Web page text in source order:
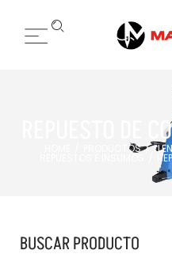
REPUESTO DE
PRODUCTOS /
BUSCAR PRODUCTO